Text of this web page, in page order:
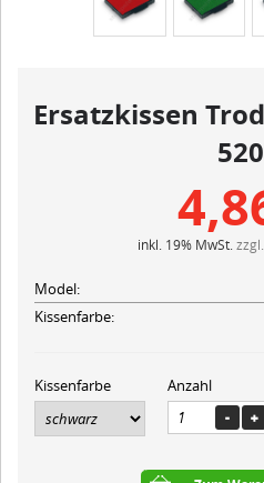
Ersatzkissen
inkl. 19% MwSt.
Model:
Kissenfarbe:
Kissenfarbe Anzahl